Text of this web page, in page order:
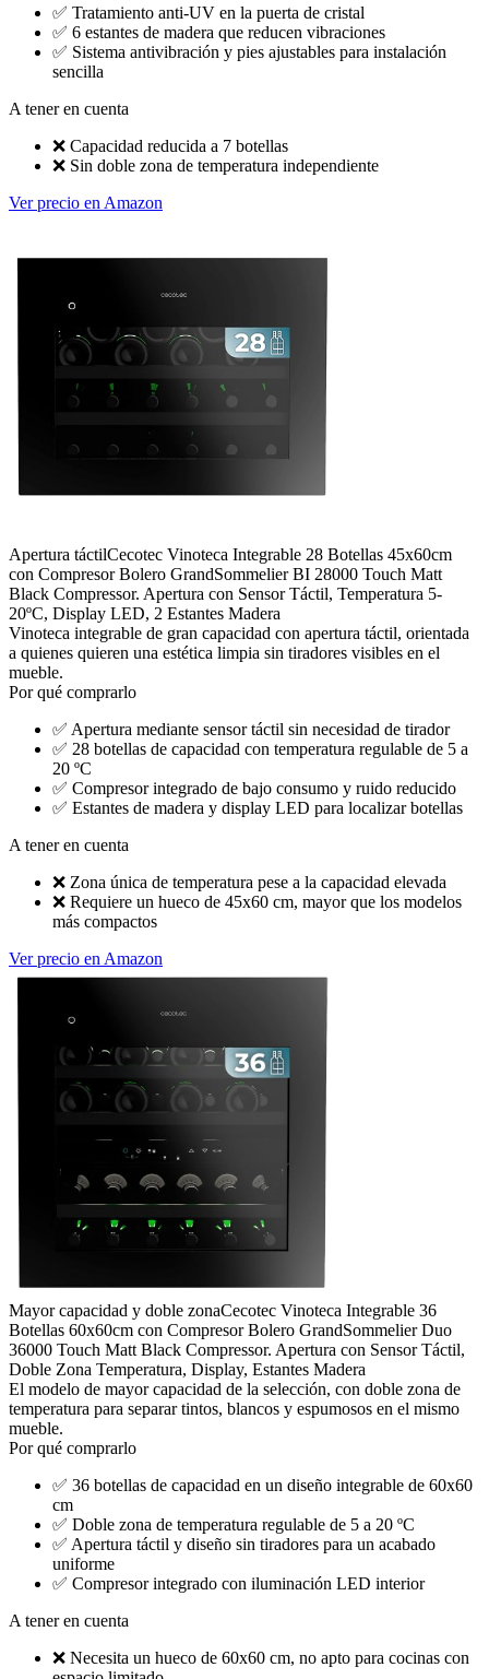
✅ Tratamiento anti-UV en la puerta de cristal
✅ 6 estantes de madera que reducen vibraciones
✅ Sistema antivibración y pies ajustables para instalación
sencilla
A tener en cuenta
❌ Capacidad reducida a 7 botellas
❌ Sin doble zona de temperatura independiente
Ver precio en Amazon
Apertura táctilCecotec Vinoteca Integrable 28 Botellas 45x60cm
con Compresor Bolero GrandSommelier BI 28000 Touch Matt
Black Compressor. Apertura con Sensor Táctil, Temperatura 5-
20ºC, Display LED, 2 Estantes Madera
Vinoteca integrable de gran capacidad con apertura táctil, orientada
a quienes quieren una estética limpia sin tiradores visibles en el
mueble.
Por qué comprarlo
✅ Apertura mediante sensor táctil sin necesidad de tirador
✅ 28 botellas de capacidad con temperatura regulable de 5 a
20 ºC
✅ Compresor integrado de bajo consumo y ruido reducido
✅ Estantes de madera y display LED para localizar botellas
A tener en cuenta
❌ Zona única de temperatura pese a la capacidad elevada
❌ Requiere un hueco de 45x60 cm, mayor que los modelos
más compactos
Ver precio en Amazon
Mayor capacidad y doble zonaCecotec Vinoteca Integrable 36
Botellas 60x60cm con Compresor Bolero GrandSommelier Duo
36000 Touch Matt Black Compressor. Apertura con Sensor Táctil,
Doble Zona Temperatura, Display, Estantes Madera
El modelo de mayor capacidad de la selección, con doble zona de
temperatura para separar tintos, blancos y espumosos en el mismo
mueble.
Por qué comprarlo
✅ 36 botellas de capacidad en un diseño integrable de 60x60
cm
✅ Doble zona de temperatura regulable de 5 a 20 ºC
✅ Apertura táctil y diseño sin tiradores para un acabado
uniforme
✅ Compresor integrado con iluminación LED interior
A tener en cuenta
❌ Necesita un hueco de 60x60 cm, no apto para cocinas con